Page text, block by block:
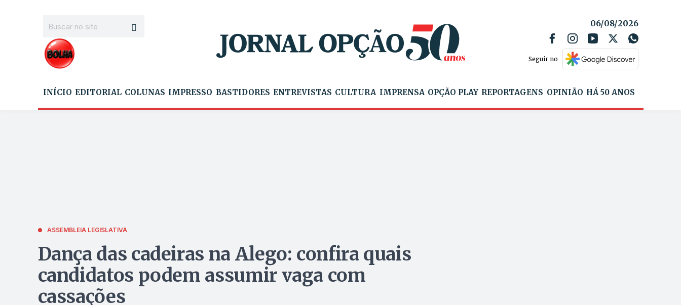
06/08/2026
Seguir no
INÍCIO EDITORIAL COLUNAS IMPRESSO BASTIDORES ENTREVISTAS CULTURA IMPRENSA OPÇÃO PLAY REPORTAGENS OPINIÃO HÁ 50 ANOS
ASSEMBLEIA LEGISLATIVA
Dança das cadeiras na Alego: confira quais
candidatos podem assumir vaga com
cassações